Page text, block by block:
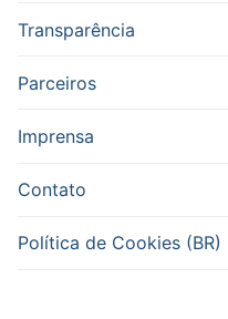
Transparência
Parceiros
Imprensa
Contato
Política de Cookies (BR)